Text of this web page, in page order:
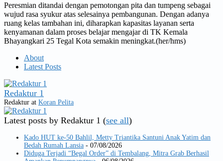
Peresmian ditandai dengan pemotongan pita dan tumpeng sebagai
wujud rasa syukur atas selesainya pembangunan. Dengan adanya
ruang kelas tambahan ini, diharapkan kapasitas layanan serta
kenyamanan dalam proses belajar mengajar di TK Kemala
Bhayangkari 25 Tegal Kota semakin meningkat.(her/hms)
About
Latest Posts
Redaktur 1
Redaktur at Koran Pelita
Latest posts by Redaktur 1 (see all)
Kado HUT ke-50 Bahlil, Metty Triantika Santuni Anak Yatim dan
Bedah Rumah Lansia - 07/08/2026
Diduga Terjadi “Begal Order” di Tembalang, Mitra Grab Berhasil